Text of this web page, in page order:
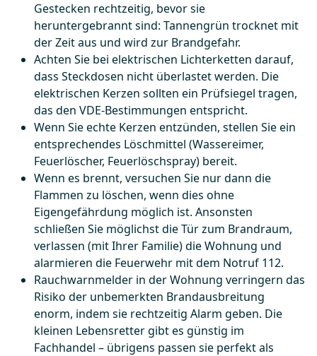
Gestecken rechtzeitig, bevor sie
heruntergebrannt sind: Tannengrün trocknet mit
der Zeit aus und wird zur Brandgefahr.
Achten Sie bei elektrischen Lichterketten darauf,
dass Steckdosen nicht überlastet werden. Die
elektrischen Kerzen sollten ein Prüfsiegel tragen,
das den VDE-Bestimmungen entspricht.
Wenn Sie echte Kerzen entzünden, stellen Sie ein
entsprechendes Löschmittel (Wassereimer,
Feuerlöscher, Feuerlöschspray) bereit.
Wenn es brennt, versuchen Sie nur dann die
Flammen zu löschen, wenn dies ohne
Eigengefährdung möglich ist. Ansonsten
schließen Sie möglichst die Tür zum Brandraum,
verlassen (mit Ihrer Familie) die Wohnung und
alarmieren die Feuerwehr mit dem Notruf 112.
Rauchwarnmelder in der Wohnung verringern das
Risiko der unbemerkten Brandausbreitung
enorm, indem sie rechtzeitig Alarm geben. Die
kleinen Lebensretter gibt es günstig im
Fachhandel – übrigens passen sie perfekt als